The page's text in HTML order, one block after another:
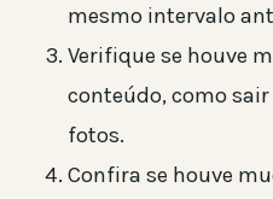
mesmo intervalo
Verifique se houve
conteúdo, como sair
fotos.
Confira se houve